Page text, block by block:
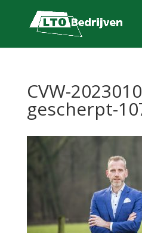
CVW-
gescherpt-